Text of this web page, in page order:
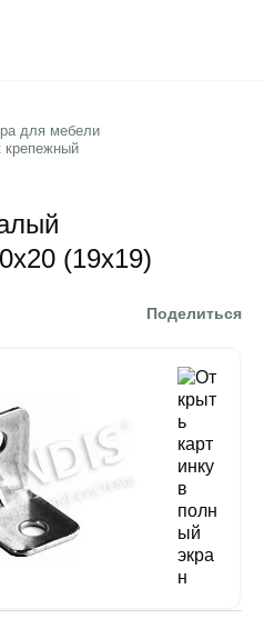
для мебели
крепежный
(19х19)
Поделиться